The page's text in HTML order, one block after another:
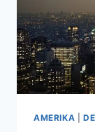
AMERIKA